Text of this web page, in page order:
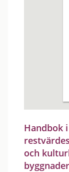
Handbok
och